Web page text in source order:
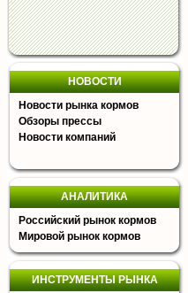
НОВОСТИ
Новости рынка кормов
Обзоры прессы
Новости компаний
АНАЛИТИКА
Российский рынок кормов
Мировой рынок кормов
ИНСТРУМЕНТЫ РЫНКА